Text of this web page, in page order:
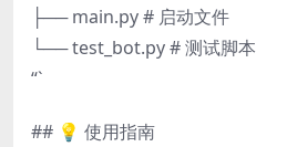
├── main.py # 启动文件
└── test_bot.py # 测试脚本
“`
## 💡 使用指南